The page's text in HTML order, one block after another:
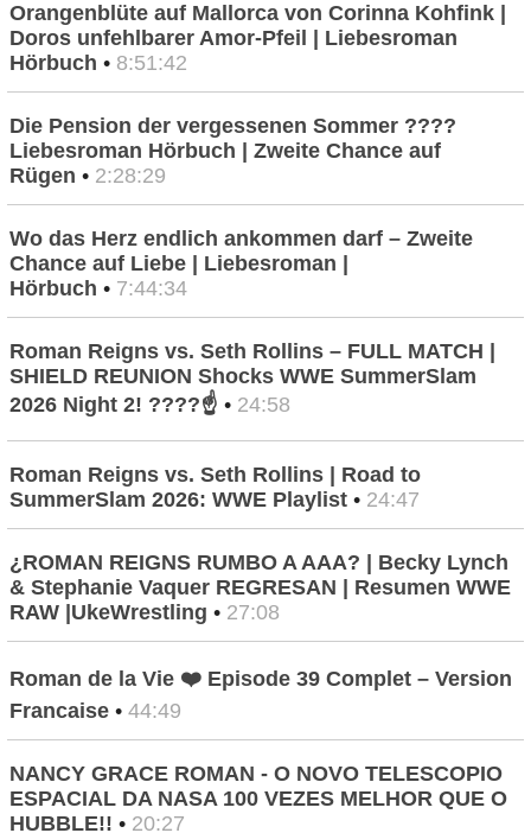
Orangenblüte auf Mallorca von Corinna Kohfink |
Doros unfehlbarer Amor-Pfeil | Liebesroman
Hörbuch • 8:51:42
Die Pension der vergessenen Sommer ????
Liebesroman Hörbuch | Zweite Chance auf
Rügen • 2:28:29
Wo das Herz endlich ankommen darf – Zweite
Chance auf Liebe | Liebesroman |
Hörbuch • 7:44:34
Roman Reigns vs. Seth Rollins – FULL MATCH |
SHIELD REUNION Shocks WWE SummerSlam
2026 Night 2! ????☝️ • 24:58
Roman Reigns vs. Seth Rollins | Road to
SummerSlam 2026: WWE Playlist • 24:47
¿ROMAN REIGNS RUMBO A AAA? | Becky Lynch
& Stephanie Vaquer REGRESAN | Resumen WWE
RAW |UkeWrestling • 27:08
Roman de la Vie ❤️ Episode 39 Complet – Version
Francaise • 44:49
NANCY GRACE ROMAN - O NOVO TELESCOPIO
ESPACIAL DA NASA 100 VEZES MELHOR QUE O
HUBBLE!! • 20:27